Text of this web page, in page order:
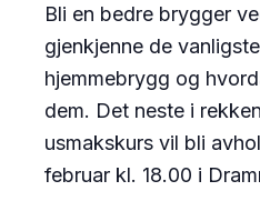
Bli en bedre brygger
gjenkjenne de
hjemmebrygg og
dem. Det neste i
usmakskurs vil bli
februar kl. 18.00 i